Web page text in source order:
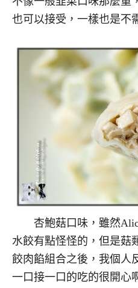
也可以接受，一樣也是不
杏鮑菇口味，雖然
水餃有點怪怪的，但是菇
餃肉餡組合之後，我個人
一口接一口的吃的很開心